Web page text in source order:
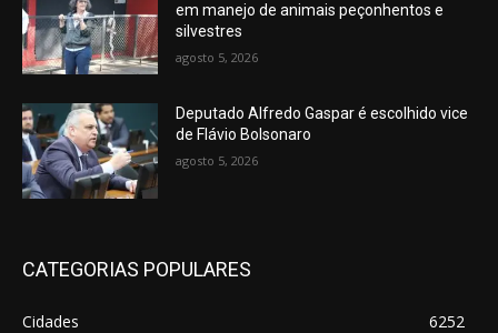
em manejo de animais peçonhentos e
silvestres
agosto 5, 2026
Deputado Alfredo Gaspar é escolhido vice
de Flávio Bolsonaro
agosto 5, 2026
CATEGORIAS POPULARES
Cidades
6252